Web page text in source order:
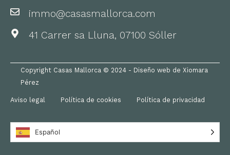
immo@casasmallorca.com
41 Carrer sa Lluna, 07100 Sóller
Copyright Casas Mallorca © 2024 - Diseño web de Xiomara
Pérez
Aviso legal Política de cookies Política de privacidad
Español